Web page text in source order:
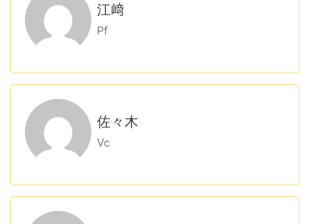
江﨑
Pf
佐々木
Vc